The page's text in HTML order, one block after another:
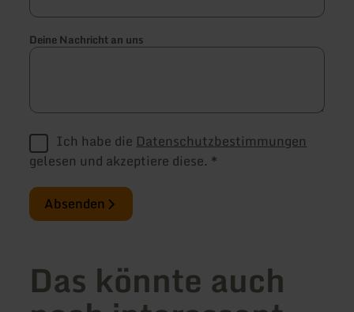
Deine Nachricht an uns
Ich habe die Datenschutzbestimmungen
gelesen und akzeptiere diese. *
Absenden
Das könnte auch